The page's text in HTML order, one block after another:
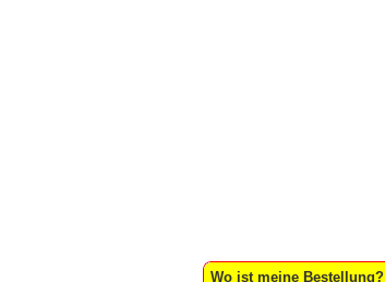
Wo ist meine Bestellung?